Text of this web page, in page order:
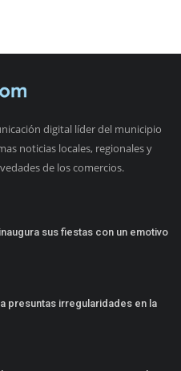
digital líder del municipio
noticias locales, regionales y
de los comercios.
sus fiestas con un emotivo
presuntas irregularidades en la